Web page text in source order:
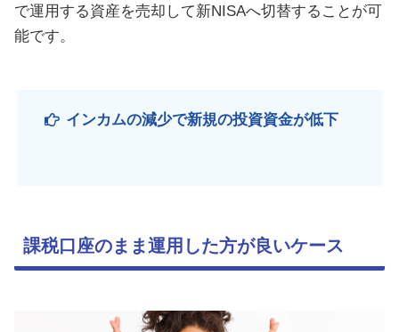
で運用する資産を売却して新NISAへ切替することが可
能です。
インカムの減少で新規の投資資金が低下
課税口座のまま運用した方が良いケース